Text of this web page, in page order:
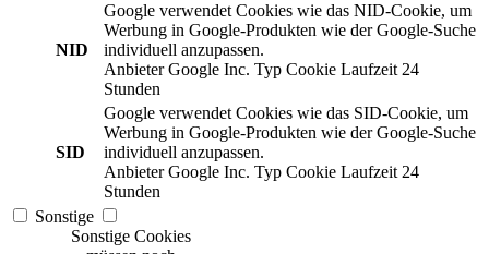
NID
Google verwendet Cookies wie das NID-Cookie, um
Werbung in Google-Produkten wie der Google-Suche
individuell anzupassen.
Anbieter Google Inc. Typ Cookie Laufzeit 24
Stunden
SID
Google verwendet Cookies wie das SID-Cookie, um
Werbung in Google-Produkten wie der Google-Suche
individuell anzupassen.
Anbieter Google Inc. Typ Cookie Laufzeit 24
Stunden
Sonstige
Sonstige Cookies